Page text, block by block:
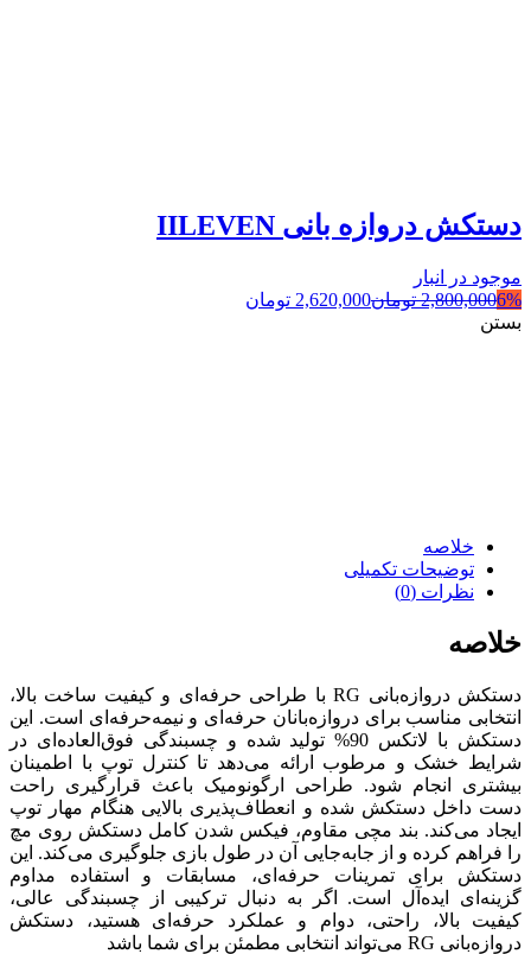
دستکش دروازه بانی IILEVEN
موجود در انبار
6%
2,800,000 تومان2,620,000 تومان
بستن
خلاصه
توضیحات تکمیلی
نظرات (0)
خلاصه
دستکش دروازه‌بانی RG با طراحی حرفه‌ای و کیفیت ساخت بالا،
انتخابی مناسب برای دروازه‌بانان حرفه‌ای و نیمه‌حرفه‌ای است. این
دستکش با لاتکس 90% تولید شده و چسبندگی فوق‌العاده‌ای در
شرایط خشک و مرطوب ارائه می‌دهد تا کنترل توپ با اطمینان
بیشتری انجام شود. طراحی ارگونومیک باعث قرارگیری راحت
دست داخل دستکش شده و انعطاف‌پذیری بالایی هنگام مهار توپ
ایجاد می‌کند. بند مچی مقاوم، فیکس شدن کامل دستکش روی مچ
را فراهم کرده و از جابه‌جایی آن در طول بازی جلوگیری می‌کند. این
دستکش برای تمرینات حرفه‌ای، مسابقات و استفاده مداوم
گزینه‌ای ایده‌آل است. اگر به دنبال ترکیبی از چسبندگی عالی،
کیفیت بالا، راحتی، دوام و عملکرد حرفه‌ای هستید، دستکش
دروازه‌بانی RG می‌تواند انتخابی مطمئن برای شما باشد